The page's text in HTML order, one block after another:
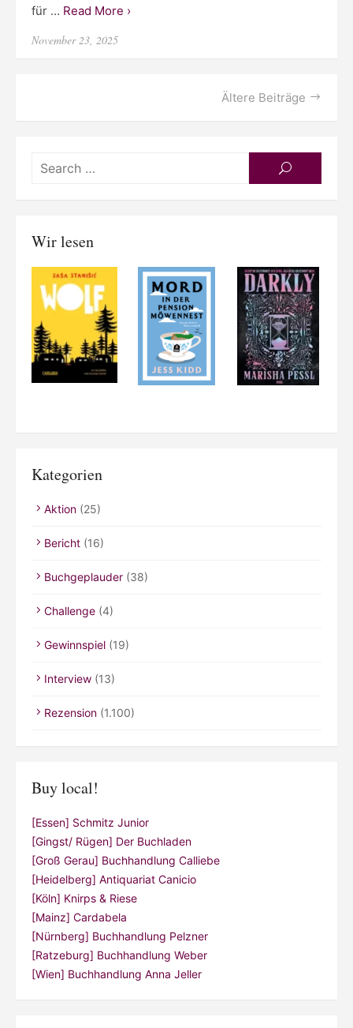
für … Read More ›
Posted
November 23, 2025
Ältere Beiträge
SEARCH
Wir lesen
Kategorien
Aktion (25)
Bericht (16)
Buchgeplauder (38)
Challenge (4)
Gewinnspiel (19)
Interview (13)
Rezension (1.100)
Buy local!
[Essen] Schmitz Junior
[Gingst/ Rügen] Der Buchladen
[Groß Gerau] Buchhandlung Calliebe
[Heidelberg] Antiquariat Canicio
[Köln] Knirps & Riese
[Mainz] Cardabela
[Nürnberg] Buchhandlung Pelzner
[Ratzeburg] Buchhandlung Weber
[Wien] Buchhandlung Anna Jeller